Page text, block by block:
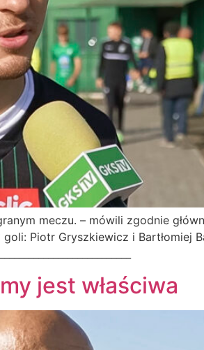
meczu. – mówili zgodnie
Piotr Gryszkiewicz i Bartłomiej
jest właściwa